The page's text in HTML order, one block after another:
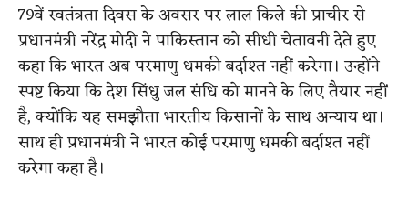
79वें स्वतंत्रता दिवस के अवसर पर लाल किले की प्राचीर से
प्रधानमंत्री नरेंद्र मोदी ने पाकिस्तान को सीधी चेतावनी देते हुए
कहा कि भारत अब परमाणु धमकी बर्दाश्त नहीं करेगा। उन्होंने
स्पष्ट किया कि देश सिंधु जल संधि को मानने के लिए तैयार नहीं
है, क्योंकि यह समझौता भारतीय किसानों के साथ अन्याय था।
साथ ही प्रधानमंत्री ने भारत कोई परमाणु धमकी बर्दाश्त नहीं
करेगा कहा है।